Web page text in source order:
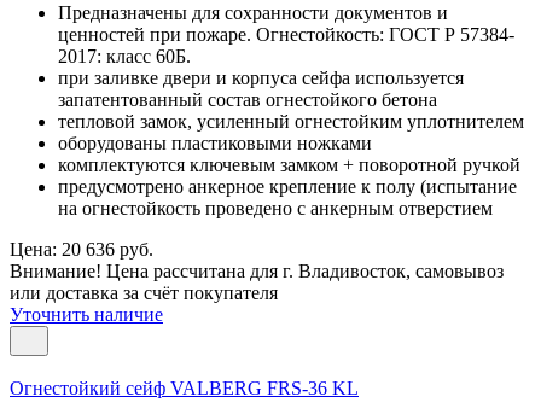
Предназначены для сохранности документов и
ценностей при пожаре. Огнестойкость: ГОСТ Р 57384-
2017: класс 60Б.
при заливке двери и корпуса сейфа используется
запатентованный состав огнестойкого бетона
тепловой замок, усиленный огнестойким уплотнителем
оборудованы пластиковыми ножками
комплектуются ключевым замком + поворотной ручкой
предусмотрено анкерное крепление к полу (испытание
на огнестойкость проведено с анкерным отверстием
Цена: 20 636 руб.
Внимание! Цена рассчитана для г. Владивосток, самовывоз
или доставка за счёт покупателя
Уточнить наличие
Огнестойкий сейф VALBERG FRS-36 KL